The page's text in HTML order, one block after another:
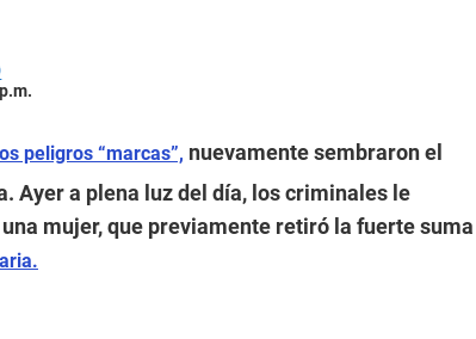
los peligros “marcas”, nuevamente sembraron el
Ayer a plena luz del día, los criminales le
mujer, que previamente retiró la fuerte suma